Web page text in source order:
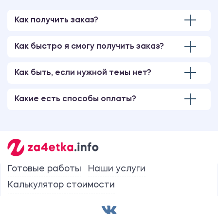
Как получить заказ?
Как быстро я смогу получить заказ?
Как быть, если нужной темы нет?
Какие есть способы оплаты?
Готовые работы
Наши услуги
Калькулятор стоимости